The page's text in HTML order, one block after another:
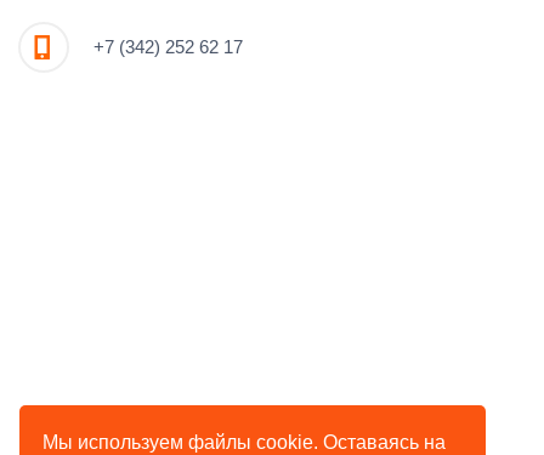
+7 (342) 252 62 17
Мы используем файлы cookie. Оставаясь на